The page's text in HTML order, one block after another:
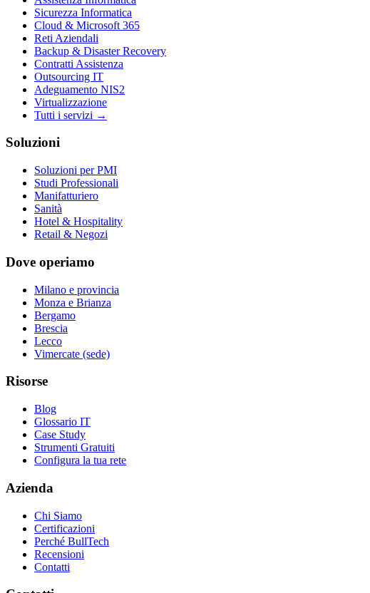
Sicurezza Informatica
Cloud & Microsoft 365
Reti Aziendali
Backup & Disaster Recovery
Contratti Assistenza
Outsourcing IT
Adeguamento NIS2
Virtualizzazione
Tutti i servizi →
Soluzioni
Soluzioni per PMI
Studi Professionali
Manifatturiero
Sanità
Hotel & Hospitality
Retail & Negozi
Dove operiamo
Milano e provincia
Monza e Brianza
Bergamo
Brescia
Lecco
Vimercate (sede)
Risorse
Blog
Glossario IT
Case Study
Strumenti Gratuiti
Configura la tua rete
Azienda
Chi Siamo
Certificazioni
Perché BullTech
Recensioni
Contatti